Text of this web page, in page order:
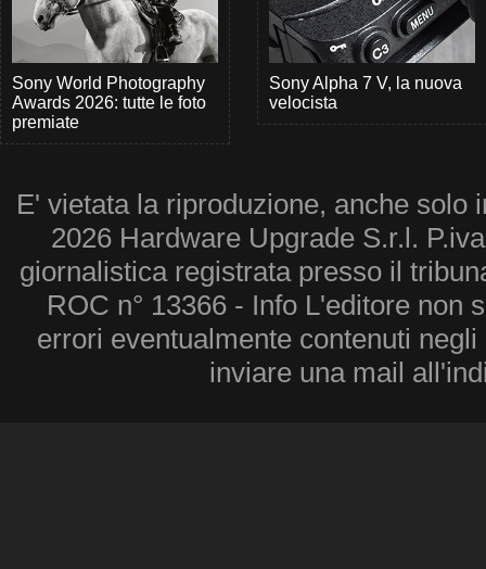
Sony World Photography
Awards 2026: tutte le foto
premiate
Sony Alpha 7 V, la nuova
velocista
E' vietata la riproduzione, anche solo
2026 Hardware Upgrade S.r.l.
giornalistica registrata presso il
ROC n° 13366 - Info L'editore non
errori eventualmente contenuti
inviare una mail